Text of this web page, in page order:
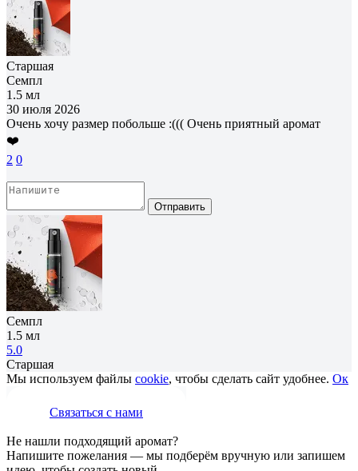
Старшая
Семпл
1.5 мл
30 июля 2026
Очень хочу размер побольше :((( Очень приятный аромат
❤️
2 0
Отправить
Семпл
1.5 мл
5.0
Старшая
Мы используем файлы cookie, чтобы сделать сайт удобнее. Ок
Связаться с нами
Не нашли подходящий аромат?
Напишите пожелания — мы подберём вручную или запишем